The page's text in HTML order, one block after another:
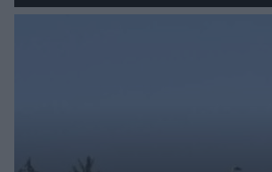
Świętokrzyskich